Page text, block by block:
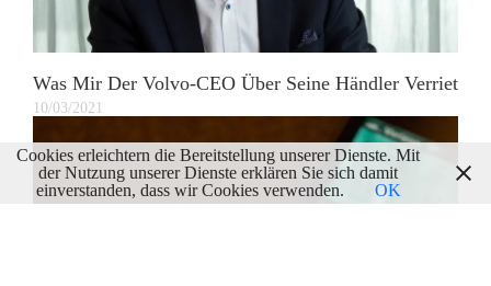
Was Mir Der Volvo-CEO Über Seine Händler Verriet
10/03/2021
Cookies erleichtern die Bereitstellung unserer Dienste. Mit
der Nutzung unserer Dienste erklären Sie sich damit
einverstanden, dass wir Cookies verwenden.
OK